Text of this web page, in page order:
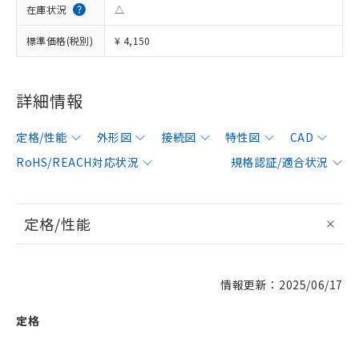
在庫状況 △
標準価格(税別) ¥ 4,150
詳細情報
定格/性能 外形図 接続図 特性図
CAD
RoHS/REACH対応状況
規格認証/適合状況
定格/性能
情報更新：2025/06/17
定格